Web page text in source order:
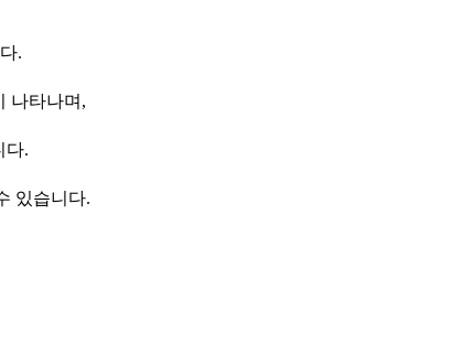
.
나타나며,
다.
있습니다.